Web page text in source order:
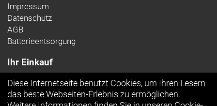
Impressum
Datenschutz
AGB
Batterieentsorgung
Ihr Einkauf
Top Artikel
Diese Internetseite benutzt Cookies, um Ihren Lesern
das beste Webseiten-Erlebnis zu ermöglichen.